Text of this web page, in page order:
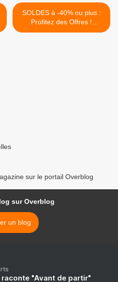
SOLDES à -40% ou plus :
Profitez des Offres !
jusqu'au 7 février >
sur le portail Overblog
sur Overblog
un blog
raconte "Avant de partir"